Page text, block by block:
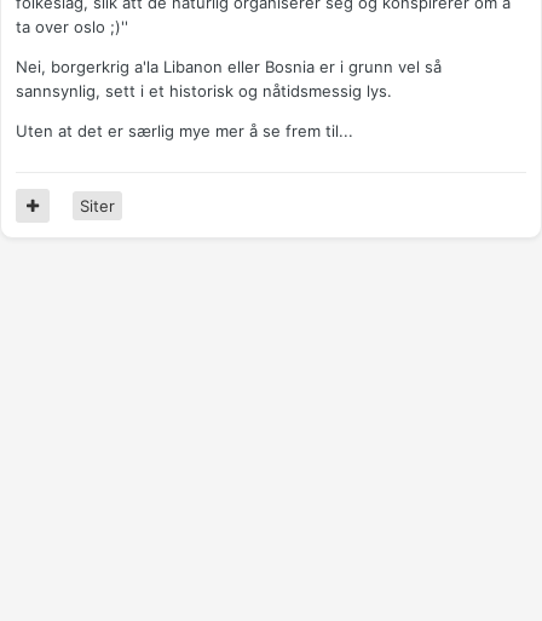
ta over oslo ;)''
Nei, borgerkrig a'la Libanon eller Bosnia er i grunn vel så
sannsynlig, sett i et historisk og nåtidsmessig lys.
Uten at det er særlig mye mer å se frem til...
Siter